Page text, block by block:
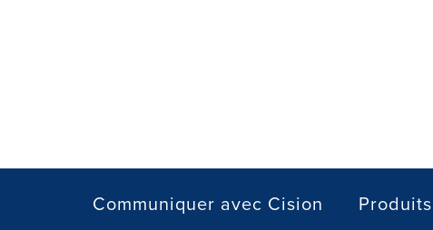
Communiquer avec Cision Produits